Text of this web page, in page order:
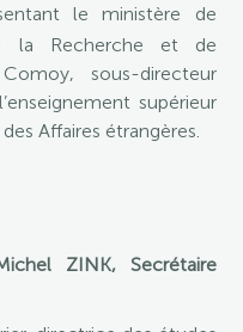
le ministère de
la Recherche et de
sous-directeur
supérieur
Affaires étrangères.
ZINK, Secrétaire